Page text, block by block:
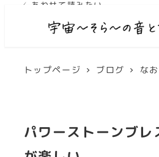
トップページ ブログ な
パワーストーンブレ
✓ あわせて読みたい